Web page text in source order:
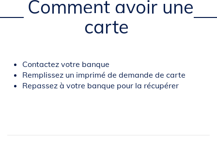
Comment avoir une
carte
BodyContactez votre banque
Remplissez un imprimé de demande de carte
Repassez à votre banque pour la récupérer